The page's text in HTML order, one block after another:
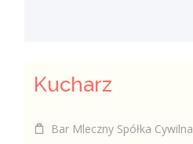
Kucharz
Bar Mleczny Spółka Cywilna